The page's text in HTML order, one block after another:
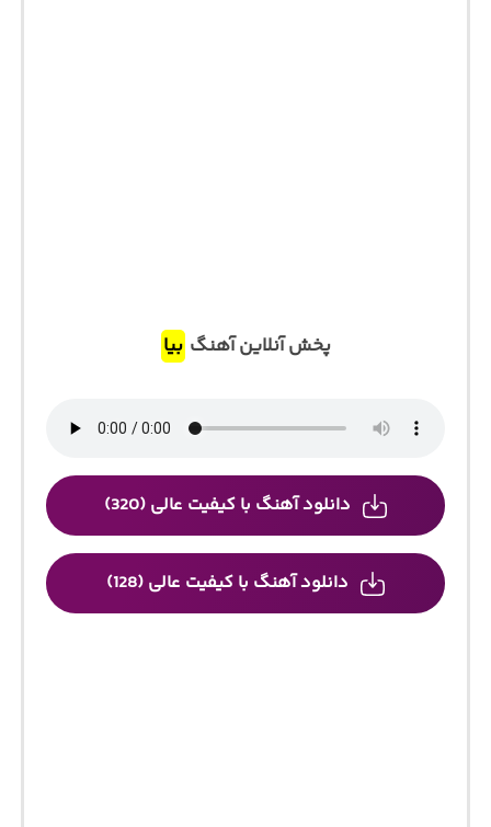
پخش آنلاین آهنگ بیا
دانلود آهنگ با کیفیت عالی (320)
دانلود آهنگ با کیفیت عالی (128)